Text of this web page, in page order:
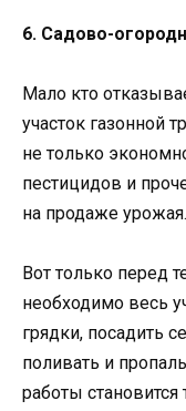
6. Садово-
Мало кто
участок газонной
не только
пестицидов и
на продаже урожая.
Вот только перед
необходимо весь
грядки, посадить
поливать и
работы